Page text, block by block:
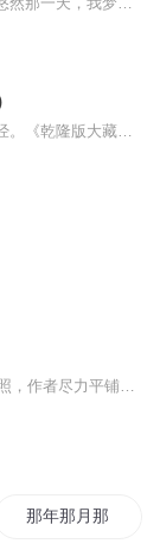
那年那月那时节